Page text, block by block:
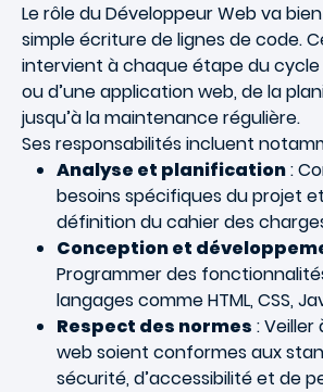
Le rôle du Développeur Web va
simple écriture de lignes de code.
intervient à chaque étape du cycle
ou d’une application web, de la
jusqu’à la maintenance régulière.
Ses responsabilités incluent
Analyse et planification:
besoins spécifiques du projet
définition du cahier des
Conception et
Programmer des
langages comme HTML, CSS,
Respect des normes : Veiller
web soient conformes aux
sécurité, d’accessibilité et de